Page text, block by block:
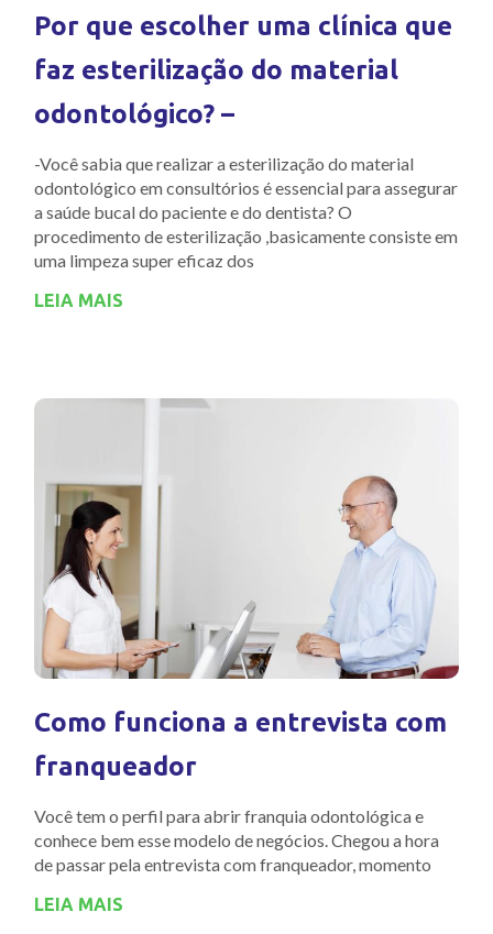
Por que escolher uma clínica que
faz esterilização do material
odontológico? –
-Você sabia que realizar a esterilização do material
odontológico em consultórios é essencial para assegurar
a saúde bucal do paciente e do dentista? O
procedimento de esterilização ,basicamente consiste em
uma limpeza super eficaz dos
LEIA MAIS
Como funciona a entrevista com
franqueador
Você tem o perfil para abrir franquia odontológica e
conhece bem esse modelo de negócios. Chegou a hora
de passar pela entrevista com franqueador, momento
LEIA MAIS